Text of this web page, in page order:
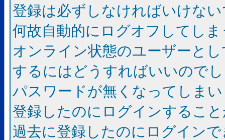
登録は必ずしなければいけな
何故自動的にログオフしてし
オンライン状態のユーザーと
するにはどうすればいいので
パスワードが無くなってしま
登録したのにログインするこ
過去に登録したのにログイン